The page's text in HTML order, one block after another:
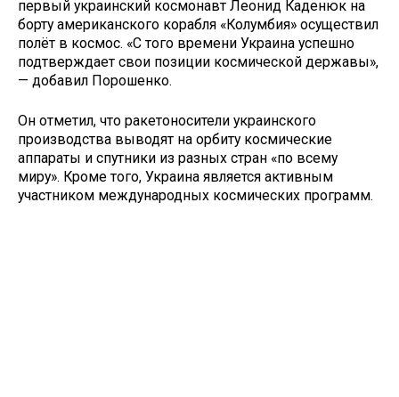
первый украинский космонавт Леонид Каденюк на
борту американского корабля «Колумбия» осуществил
полёт в космос. «С того времени Украина успешно
подтверждает свои позиции космической державы»,
— добавил Порошенко.
Он отметил, что ракетоносители украинского
производства выводят на орбиту космические
аппараты и спутники из разных стран «по всему
миру». Кроме того, Украина является активным
участником международных космических программ.